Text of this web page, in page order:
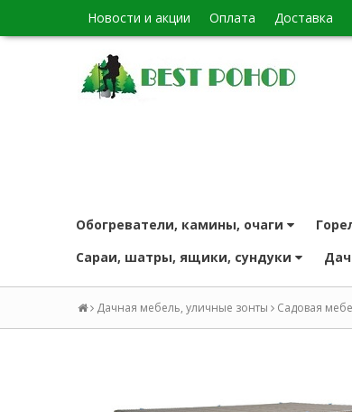
новости и акции оплата доставка
обогреватели, камины, очаги
сараи, шатры, ящики, сундуки
Дачная мебель, уличные зонты Садовая